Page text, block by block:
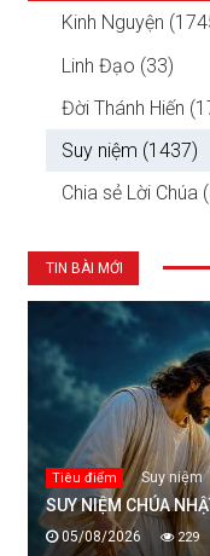
Kinh Nguyện
Linh Đạo (33)
Đời Thánh Hiến
Suy niệm (1437)
Chia sẻ Lời Chúa
TIN BÀI MỚI
Tiêu điểm Suy niệm
SUY NIỆM CHÚA
05/08/2026 229